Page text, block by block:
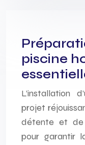
piscine
L’installation
projet
détente et de
pour garantir